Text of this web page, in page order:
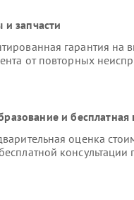
и запчасти
гарантия
от повторных
и бесплатная
оценка